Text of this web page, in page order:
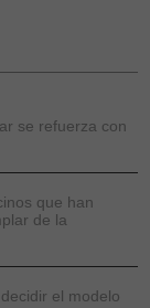
se refuerza con
que han
de la
el modelo